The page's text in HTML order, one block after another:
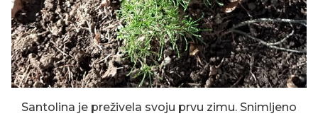
Santolina je preživela svoju prvu zimu. Snimljeno